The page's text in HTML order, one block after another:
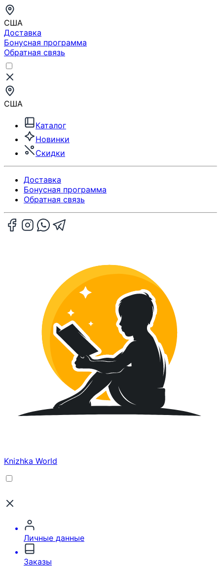
США
Доставка
Бонусная программа
Обратная связь
США
Каталог
Новинки
Скидки
Доставка
Бонусная программа
Обратная связь
Knizhka World
Личные данные
Заказы